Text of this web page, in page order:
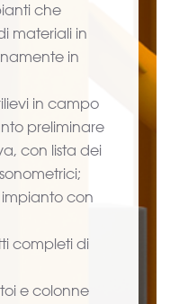
che
materiali in
in
in campo
preliminare
con lista dei
con
completi di
e colonne